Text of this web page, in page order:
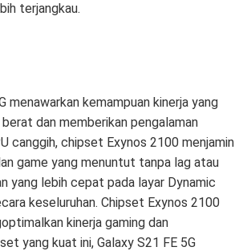
terjangkau.
menawarkan kemampuan kinerja yang
dan memberikan pengalaman
canggih, chipset Exynos 2100 menjamin
game yang menuntut tanpa lag atau
yang lebih cepat pada layar Dynamic
keseluruhan. Chipset Exynos 2100
kinerja gaming dan
yang kuat ini, Galaxy S21 FE 5G